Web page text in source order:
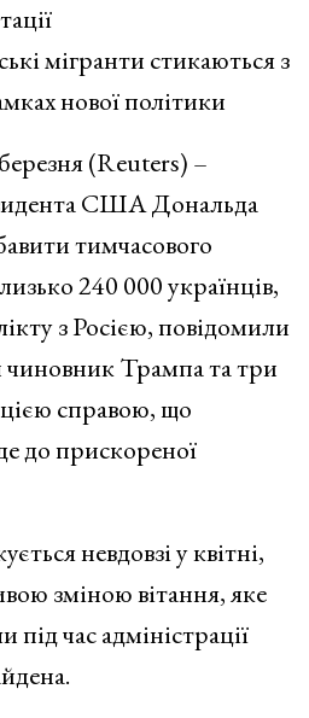
мігранти стикаються з
нової політики
(Reuters) –
США Дональда
тимчасового
240 000 українців,
з Росією, повідомили
чиновник Трампа та три
цією справою, що
до прискореної
невдовзі у квітні,
зміною вітання, яке
під час адміністрації